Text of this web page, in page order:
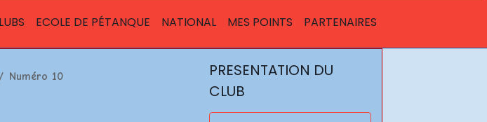
ECOLE DE PÉTANQUE NATIONAL MES POINTS PARTENAIRES
Numéro 10
PRESENTATION DU
CLUB